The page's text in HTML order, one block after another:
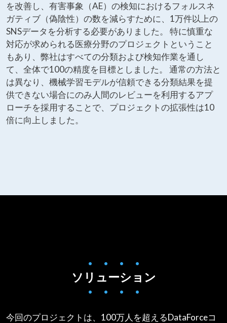
を改善し、有害事象（AE）の検知におけるフォルスネ
ガティブ（偽陰性）の数を減らすために、1万件以上の
SNSデータを分析する必要がありました。 特に慎重な
対応が求められる医療分野のプロジェクトということ
もあり、弊社はすべての分類および検知作業を通し
て、全体で100の精度を目標としました。 通常の方法と
は異なり、機械学習モデルが信頼できる分類結果を提
供できない場合にのみ人間のレビューを利用するアプ
ローチを採用することで、プロジェクトの拡張性は10
倍に向上しました。
• • • •
ソリューション
• • • •
今回のプロジェクトは、100万人を超えるDataForceコ